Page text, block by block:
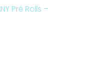
Pré Rolls –